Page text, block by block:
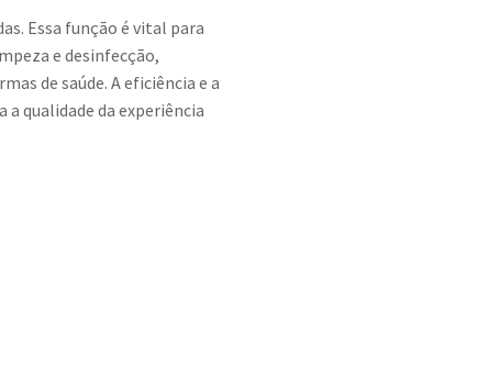
Essa função é vital para
e desinfecção,
de saúde. A eficiência e a
qualidade da experiência